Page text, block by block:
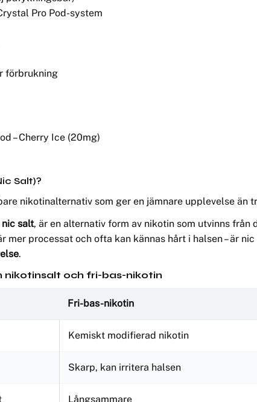
Pro Pod-system
förbrukning
– Cherry Ice (20mg)
Salt)?
nikotinalternativ som ger en jämnare upplevelse än
nic salt , är en alternativ form av nikotin som utvinns från
mer processat och ofta kan kännas hårt i halsen – är
nikotinsalt och fri-bas-nikotin
Fri-bas-nikotin
Kemiskt modifierad nikotin
Skarp, kan irritera halsen
Långsammare